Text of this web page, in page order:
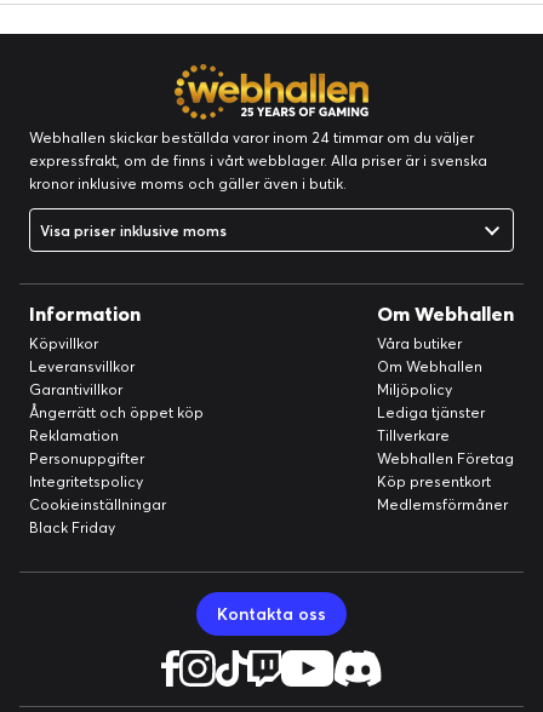
Webhallen skickar beställda varor inom 24 timmar om du väljer
expressfrakt, om de finns i vårt webblager. Alla priser är i svenska
kronor inklusive moms och gäller även i butik.
Visa priser inklusive moms
Information
Köpvillkor
Leveransvillkor
Garantivillkor
Ångerrätt och öppet köp
Reklamation
Personuppgifter
Integritetspolicy
Cookieinställningar
Black Friday
Om Webhallen
Våra butiker
Om Webhallen
Miljöpolicy
Lediga tjänster
Tillverkare
Webhallen Företag
Köp presentkort
Medlemsförmåner
Kontakta oss